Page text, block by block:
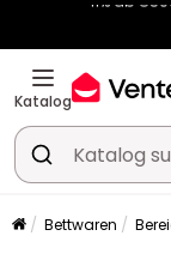
Kauf-unique wird
-11% ab
Katalog
Bettwaren